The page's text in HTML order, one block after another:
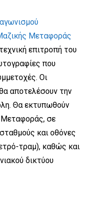
Μεταφοράς
επιτροπή του
που
Οι
αποτελέσουν την
Θα εκτυπωθούν
Μεταφοράς, σε
και οθόνες
τραμ), καθώς και
δικτύου